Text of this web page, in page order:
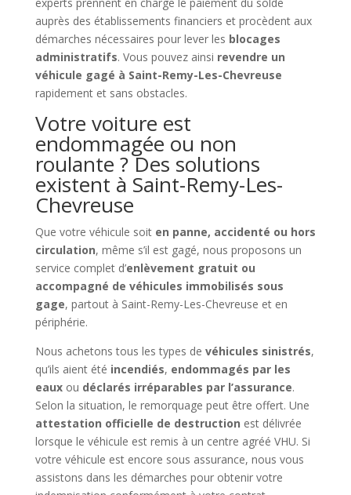
auprès des établissements financiers et procèdent aux
démarches nécessaires pour lever les blocages
administratifs. Vous pouvez ainsi revendre un
véhicule gagé à Saint-Remy-Les-Chevreuse
rapidement et sans obstacles.
Votre voiture est
endommagée ou non
roulante ? Des solutions
existent à Saint-Remy-Les-
Chevreuse
Que votre véhicule soit en panne, accidenté ou hors
circulation, même s’il est gagé, nous proposons un
service complet d’enlèvement gratuit ou
accompagné de véhicules immobilisés sous
gage, partout à Saint-Remy-Les-Chevreuse et en
périphérie.
Nous achetons tous les types de véhicules sinistrés,
qu’ils aient été incendiés, endommagés par les
eauxou déclarés irréparables par l’assurance.
Selon la situation, le remorquage peut être offert. Une
attestation officielle de destruction est délivrée
lorsque le véhicule est remis à un centre agréé VHU. Si
votre véhicule est encore sous assurance, nous vous
assistons dans les démarches pour obtenir votre